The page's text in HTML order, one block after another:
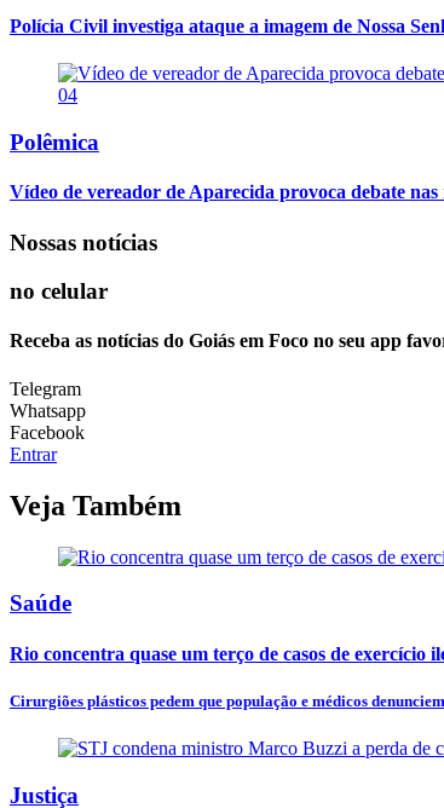
Polícia Civil investiga ataque a imagem de Nossa
04
Polêmica
Vídeo de vereador de Aparecida provoca debate
Nossas notícias
no celular
Receba as notícias do Goiás em Foco no seu app
Telegram
Whatsapp
Facebook
Entrar
Veja Também
Saúde
Rio concentra quase um terço de casos de exercício
Cirurgiões plásticos pedem que população e médicos
Justiça